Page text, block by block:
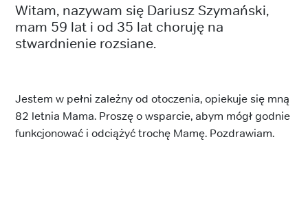
Witam, nazywam się Dariusz Szymański,
mam 59 lat i od 35 lat choruję na
stwardnienie rozsiane.
Jestem w pełni zależny od otoczenia, opiekuje się mną
82 letnia Mama. Proszę o wsparcie, abym mógł godnie
funkcjonować i odciążyć trochę Mamę. Pozdrawiam.